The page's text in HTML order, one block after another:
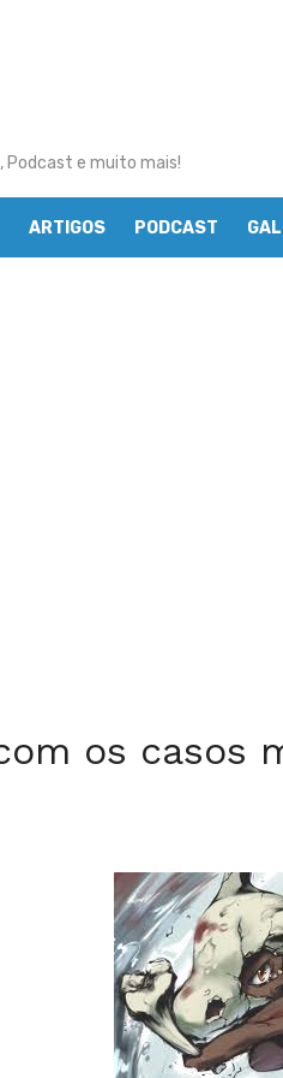
Podcast e muito mais!
ARTIGOS PODCAST
os casos